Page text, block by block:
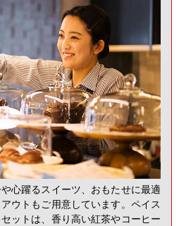
心躍るスイーツ、おもたせに最適
ウトもご用意しています。ペイス
ットは、香り高い紅茶やコーヒー